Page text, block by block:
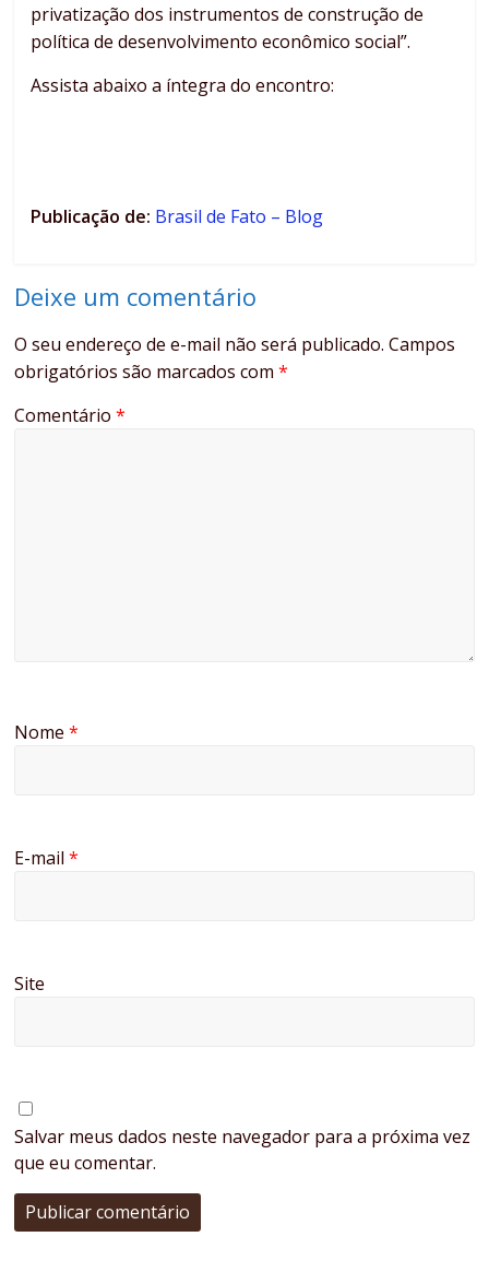
privatização dos instrumentos de construção de
política de desenvolvimento econômico social”.
Assista abaixo a íntegra do encontro:
Publicação de: Brasil de Fato – Blog
Deixe um comentário
O seu endereço de e-mail não será publicado. Campos
obrigatórios são marcados com*
Comentário*
Nome*
E-mail*
Site
Salvar meus dados neste navegador para a próxima vez
que eu comentar.